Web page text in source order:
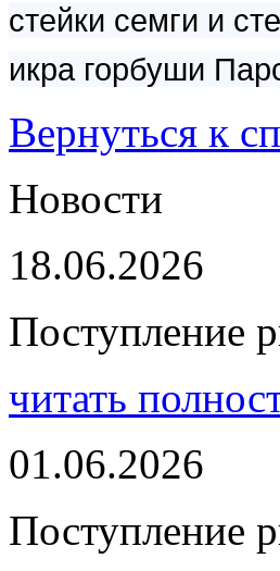
стейки семги и
икра горбуши
Вернуться к
Новости
18.06.2026
Поступление
читать
01.06.2026
Поступление